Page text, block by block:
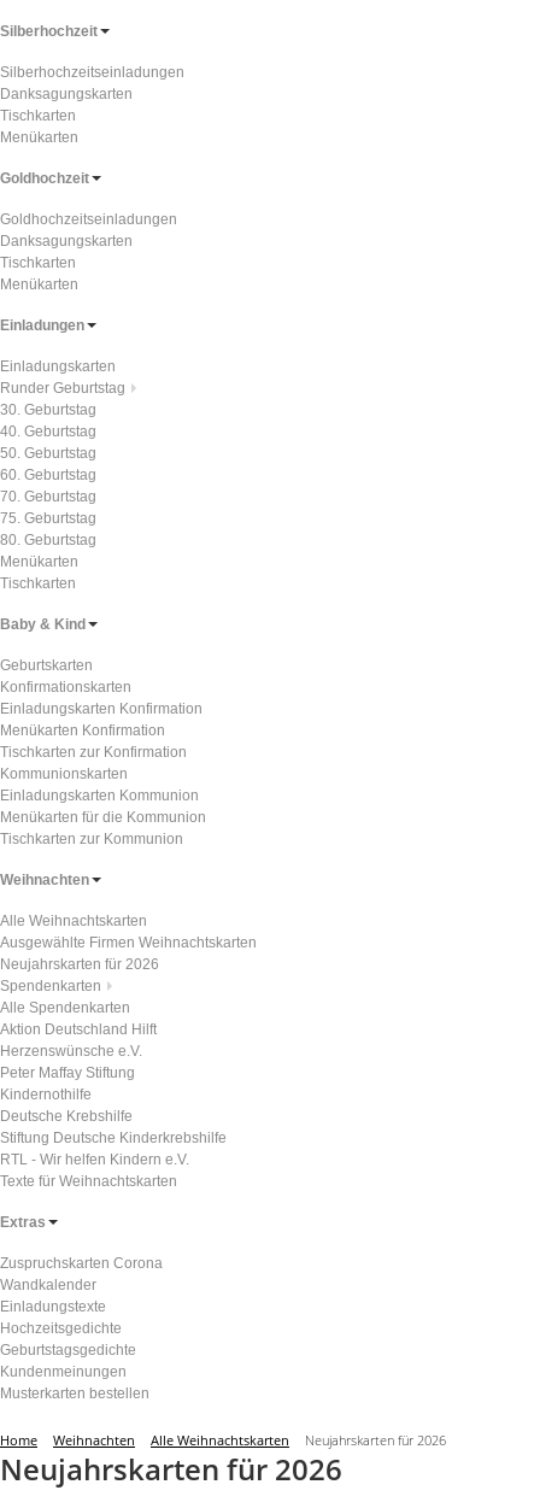
Silberhochzeit
Silberhochzeitseinladungen
Danksagungskarten
Tischkarten
Menükarten
Goldhochzeit
Goldhochzeitseinladungen
Danksagungskarten
Tischkarten
Menükarten
Einladungen
Einladungskarten
Runder Geburtstag
30. Geburtstag
40. Geburtstag
50. Geburtstag
60. Geburtstag
70. Geburtstag
75. Geburtstag
80. Geburtstag
Menükarten
Tischkarten
Baby & Kind
Geburtskarten
Konfirmationskarten
Einladungskarten Konfirmation
Menükarten Konfirmation
Tischkarten zur Konfirmation
Kommunionskarten
Einladungskarten Kommunion
Menükarten für die Kommunion
Tischkarten zur Kommunion
Weihnachten
Alle Weihnachtskarten
Ausgewählte Firmen Weihnachtskarten
Neujahrskarten für 2026
Spendenkarten
Alle Spendenkarten
Aktion Deutschland Hilft
Herzenswünsche e.V.
Peter Maffay Stiftung
Kindernothilfe
Deutsche Krebshilfe
Stiftung Deutsche Kinderkrebshilfe
RTL - Wir helfen Kindern e.V.
Texte für Weihnachtskarten
Extras
Zuspruchskarten Corona
Wandkalender
Einladungstexte
Hochzeitsgedichte
Geburtstagsgedichte
Kundenmeinungen
Musterkarten bestellen
Home Weihnachten Alle Weihnachtskarten Neujahrskarten für 2026
Neujahrskarten für 2026